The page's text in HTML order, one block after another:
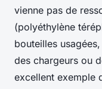
vienne pas de
(polyéthylène
bouteilles
des chargeurs ou
excellent exemple